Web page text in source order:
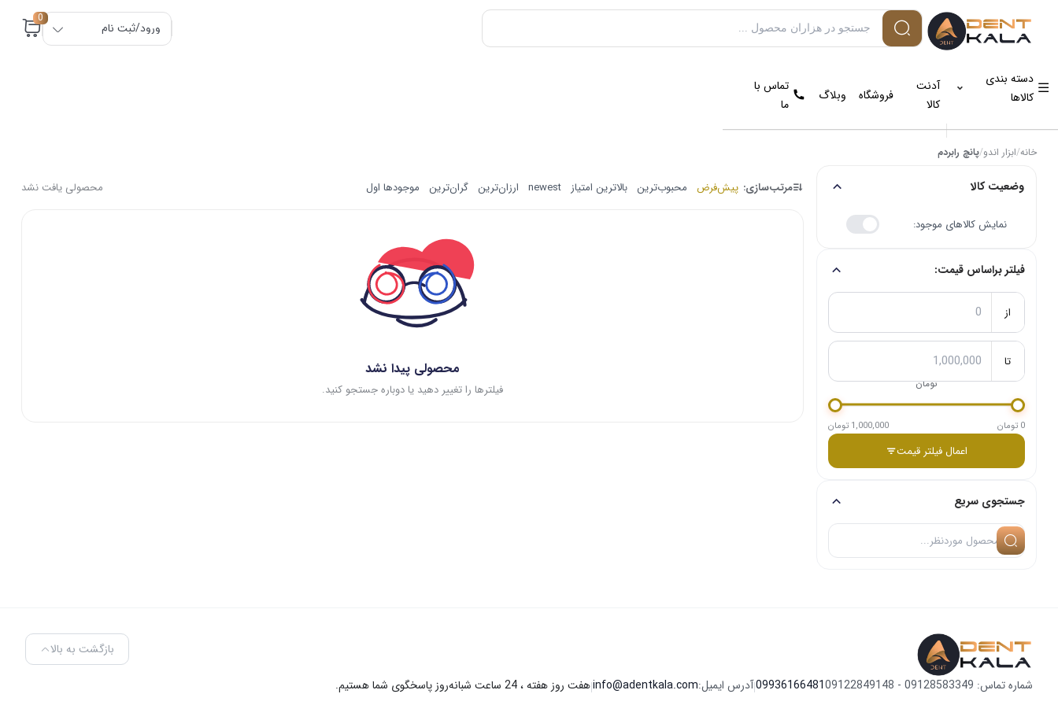
ورود/ثبت نام
0
دسته بندی
کالاها
آدنت
کالا
فروشگاه وبلاگ
تماس با
ما
خانه/ابزار اندو/پانچ رابردم
وضعیت کالا
نمایش کالاهای موجود:
فیلتر براساس قیمت:
از
تا
تومان
0 تومان 1,000,000 تومان
اعمال فیلتر قیمت
جستجوی سریع
مرتب‌سازی: پیش‌فرض محبوب‌ترین بالاترین امتیاز newest ارزان‌ترین گران‌ترین موجودها اول محصولی یافت نشد
محصولی پیدا نشد
فیلترها را تغییر دهید یا دوباره جستجو کنید.
شماره تماس: 09128583349 - 09122849148 09936166481
|آدرس ایمیل:info@adentkala.com
|هفت روز هفته ، 24 ساعت شبانه‌روز پاسخگوی شما هستیم.
بازگشت به بالا